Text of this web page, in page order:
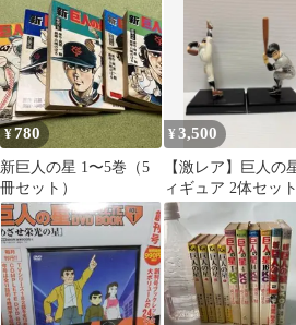
¥780
新巨人の星 1〜5巻（5
冊セット）
¥3,500
【激レア】巨人の
ィギュア 2体セッ
飛雄馬 花形満